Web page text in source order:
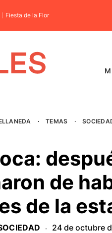
Fiesta de la Flor
· TEMAS ·
de
de la
· 24 de octubre